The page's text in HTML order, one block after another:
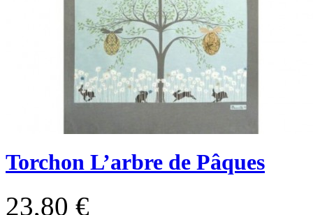
Torchon L’arbre de Pâques
23,80 €